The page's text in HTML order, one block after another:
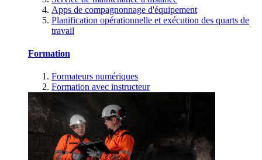
Apps de compagnonnage d'équipement
Planification opérationnelle et exécution des quarts de
travail
Formation
Formateurs numériques
Formation avec instructeur